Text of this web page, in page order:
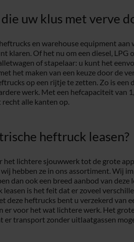
uw klus met verve
en warehouse equipment aan
klaren. Of het nu om een diesel, LPG
of stapelaar: u kunt het
het maken van een keuze door de
op een rijtje te zetten. Zo is een
werk. Met een hefcapaciteit van
alle kanten op.
heftruck leasen?
het lichtere sjouwwerk tot de grote
hebben ze in ons assortiment. Wij
dan ook een breed aanbod van deze
is het feit dat er zoveel
deze heftrucks bent u verzekerd van
er voor het wat lichtere werk. Het
er transport zonder uitlaatgassen